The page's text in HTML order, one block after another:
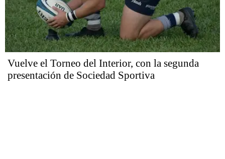
Vuelve el Torneo del Interior, con la segunda
presentación de Sociedad Sportiva